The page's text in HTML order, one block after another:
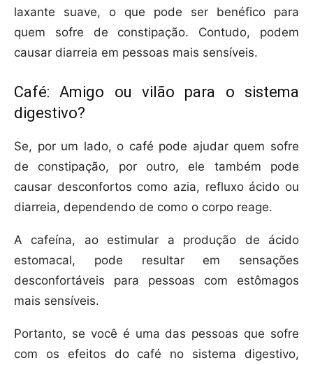
laxante suave, o que pode ser benéfico para
quem sofre de constipação. Contudo, podem
causar diarreia em pessoas mais sensíveis.
Café: Amigo ou vilão para o sistema
digestivo?
Se, por um lado, o café pode ajudar quem sofre
de constipação, por outro, ele também pode
causar desconfortos como azia, refluxo ácido ou
diarreia, dependendo de como o corpo reage.
A cafeína, ao estimular a produção de ácido
estomacal, pode resultar em sensações
desconfortáveis para pessoas com estômagos
mais sensíveis.
Portanto, se você é uma das pessoas que sofre
com os efeitos do café no sistema digestivo,